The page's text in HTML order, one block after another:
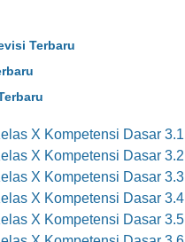
Terbaru
X Kompetensi Dasar 3.1
X Kompetensi Dasar 3.2
X Kompetensi Dasar 3.3
X Kompetensi Dasar 3.4
X Kompetensi Dasar 3.5